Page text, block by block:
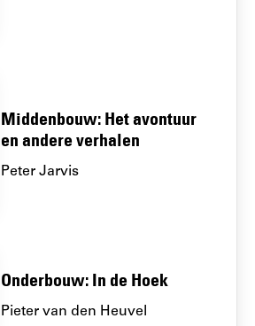
Middenbouw: Het avontuur
en andere verhalen
Peter Jarvis
Onderbouw: In de Hoek
Pieter van den Heuvel